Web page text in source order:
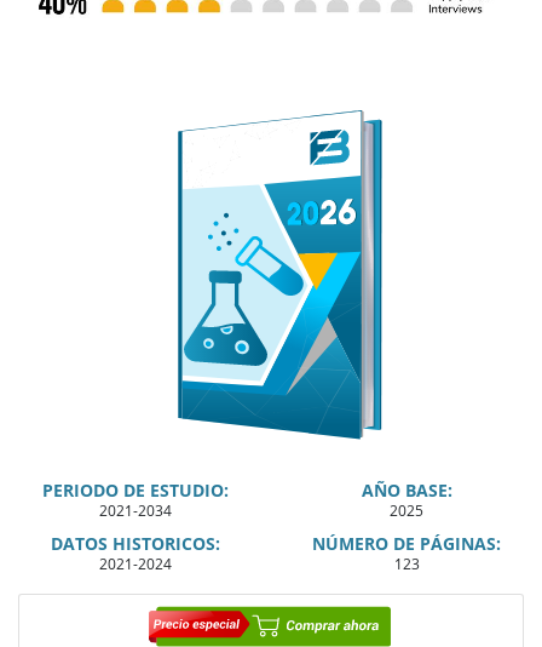
PERIODO DE ESTUDIO:
2021-2034
AÑO BASE:
2025
DATOS HISTORICOS:
2021-2024
NÚMERO DE PÁGINAS:
123